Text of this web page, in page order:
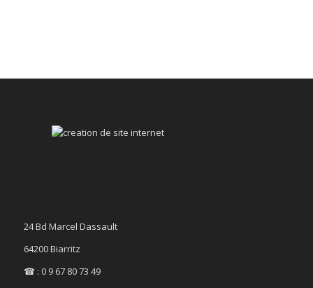
24 Bd Marcel Dassault
64200 Biarritz
☎ : 0 9 67 80 73 49